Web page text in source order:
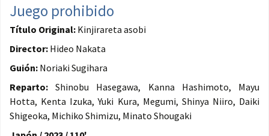
Juego prohibido
Título Original: Kinjirareta asobi
Director: Hideo Nakata
Guión: Noriaki Sugihara
Reparto: Shinobu Hasegawa, Kanna Hashimoto, Mayu
Hotta, Kenta Izuka, Yuki Kura, Megumi, Shinya Niiro, Daiki
Shigeoka, Michiko Shimizu, Minato Shougaki